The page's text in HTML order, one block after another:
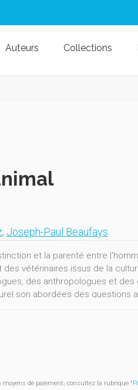
Auteurs Collections
, Joseph-Paul Beaufays
et la parenté entre
vétérinaires issus de la
des anthropologues et des
son abordées des questions
de paiement, consultez la rubrique "